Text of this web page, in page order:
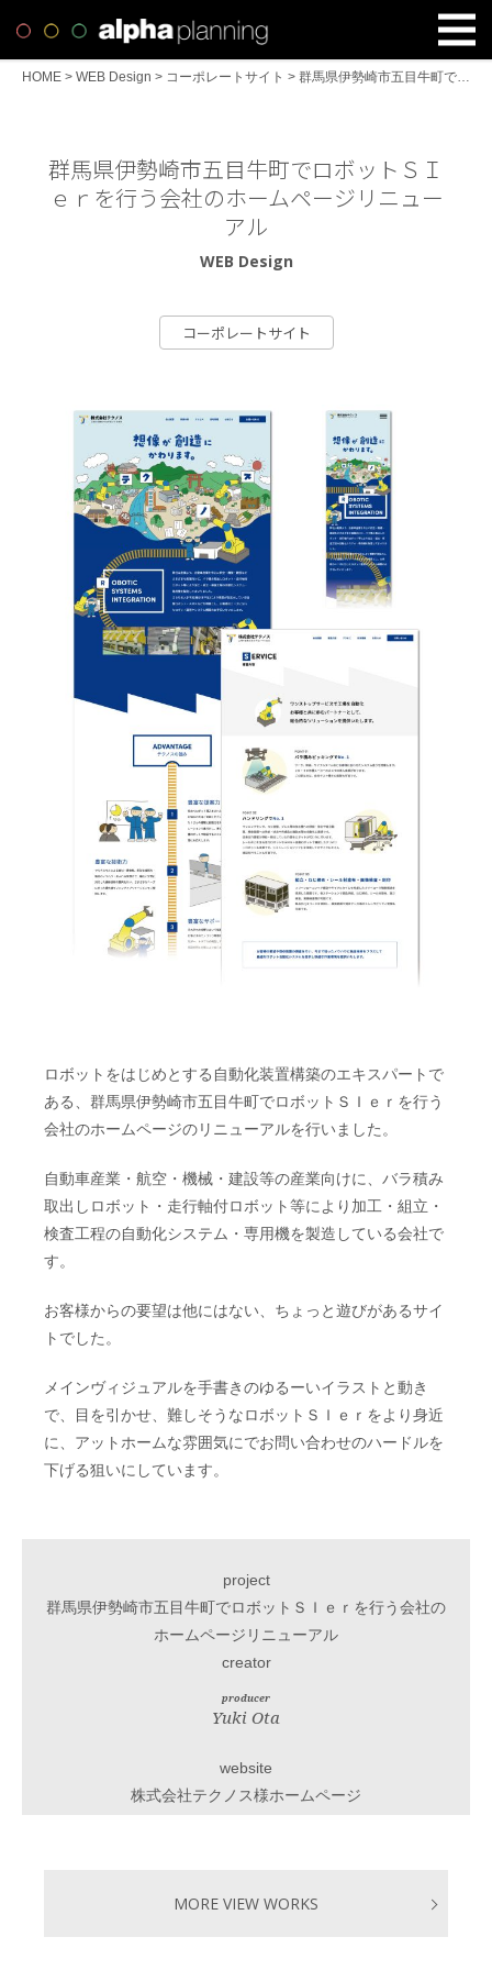
HOME > WEB Design > コーポレートサイト > 群馬県伊勢崎市五目牛町でロボットＳＩｅｒを行う会社のホームページリニューアル
群馬県伊勢崎市五目牛町でロボットＳＩ
ｅｒを行う会社のホームページリニュー
アル
WEB Design
コーポレートサイト
ロボットをはじめとする自動化装置構築のエキスパートで
ある、群馬県伊勢崎市五目牛町でロボットＳＩｅｒを行う
会社のホームページのリニューアルを行いました。
自動車産業・航空・機械・建設等の産業向けに、バラ積み
取出しロボット・走行軸付ロボット等により加工・組立・
検査工程の自動化システム・専用機を製造している会社で
す。
お客様からの要望は他にはない、ちょっと遊びがあるサイ
トでした。
メインヴィジュアルを手書きのゆるーいイラストと動き
で、目を引かせ、難しそうなロボットＳＩｅｒをより身近
に、アットホームな雰囲気にでお問い合わせのハードルを
下げる狙いにしています。
project
群馬県伊勢崎市五目牛町でロボットＳＩｅｒを行う会社の
ホームページリニューアル
creator
producer
Yuki Ota
website
株式会社テクノス様ホームページ
MORE VIEW WORKS